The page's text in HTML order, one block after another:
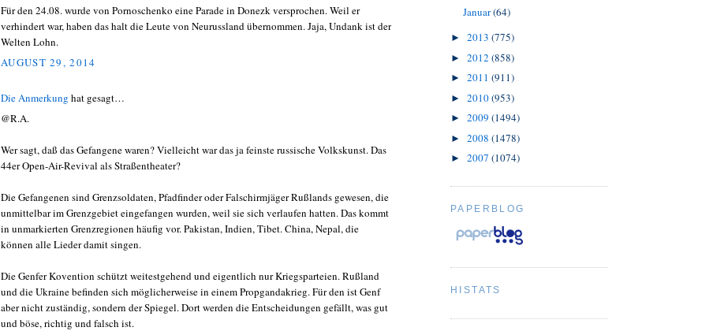
Für den 24.08. wurde von Pornoschenko eine Parade in Donezk versprochen. Weil er
verhindert war, haben das halt die Leute von Neurussland übernommen. Jaja, Undank ist der
Welten Lohn.
AUGUST 29, 2014
Die Anmerkung hat gesagt…
@R.A.
Wer sagt, daß das Gefangene waren? Vielleicht war das ja feinste russische Volkskunst. Das
44er Open-Air-Revival als Straßentheater?
Die Gefangenen sind Grenzsoldaten, Pfadfinder oder Falschirmjäger Rußlands gewesen, die
unmittelbar im Grenzgebiet eingefangen wurden, weil sie sich verlaufen hatten. Das kommt
in unmarkierten Grenzregionen häufig vor. Pakistan, Indien, Tibet. China, Nepal, die
können alle Lieder damit singen.
Die Genfer Kovention schützt weitestgehend und eigentlich nur Kriegsparteien. Rußland
und die Ukraine befinden sich möglicherweise in einem Propgandakrieg. Für den ist Genf
aber nicht zuständig, sondern der Spiegel. Dort werden die Entscheidungen gefällt, was gut
und böse, richtig und falsch ist.
Januar(64)
► 2013 (775)
► 2012 (858)
► 2011 (911)
► 2010(953)
► 2009 (1494)
► 2008 (1478)
► 2007 (1074)
PAPERBLOG
HISTATS